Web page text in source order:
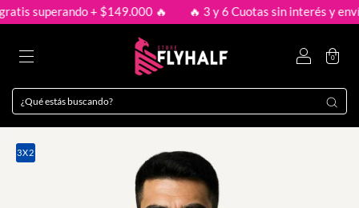
+ $149.000 🔥 🔥 3 y 6 Cuotas sin interés y envío
0
3X2